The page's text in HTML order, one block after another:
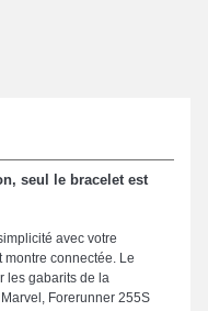
seul le bracelet est
avec votre
connectée. Le
les gabarits de la
Forerunner 255S